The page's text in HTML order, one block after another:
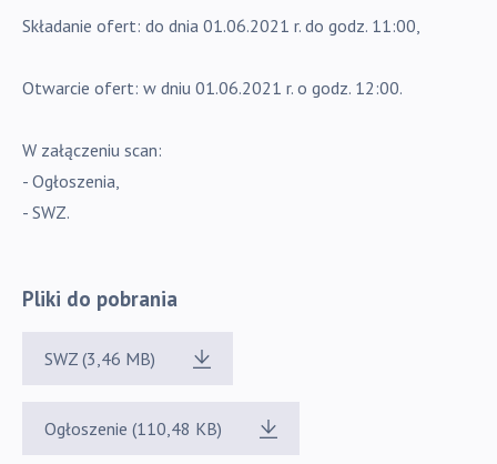
Składanie ofert: do dnia 01.06.2021 r. do godz. 11:00,
Otwarcie ofert: w dniu 01.06.2021 r. o godz. 12:00.
W załączeniu scan:
- Ogłoszenia,
- SWZ.
Pliki do pobrania
SWZ (3,46 MB)
Ogłoszenie (110,48 KB)